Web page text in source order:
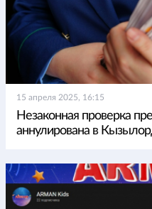
15 апреля 2025, 16:15
Незаконная проверка
аннулирована в